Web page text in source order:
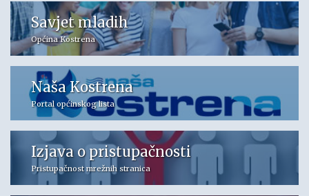
Savjet mladih
Općina Kostrena
Naša Kostrena
Portal općinskog lista
Izjava o pristupačnosti
Pristupačnost mrežnih stranica